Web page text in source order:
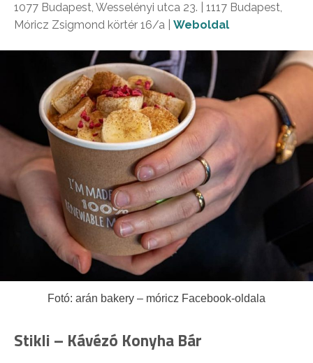
1077 Budapest, Wesselényi utca 23. | 1117 Budapest,
Móricz Zsigmond körtér 16/a | Weboldal
Fotó: arán bakery – móricz Facebook-oldala
Stikli – Kávézó Konyha Bár